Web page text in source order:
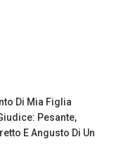
Di Mia Figlia
Pesante,
E Angusto Di Un